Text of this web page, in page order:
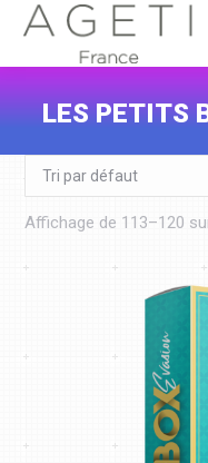
LES PETITS
Affichage de 113–120